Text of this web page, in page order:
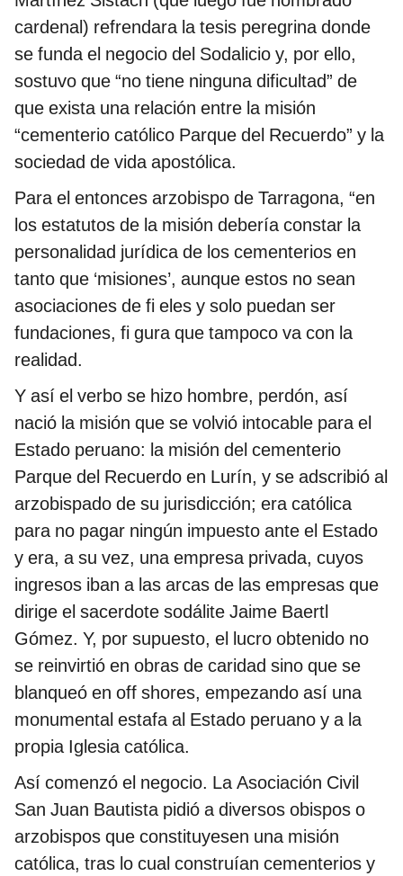
cardenal) refrendara la tesis peregrina donde
se funda el negocio del Sodalicio y, por ello,
sostuvo que “no tiene ninguna dificultad” de
que exista una relación entre la misión
“cementerio católico Parque del Recuerdo” y la
sociedad de vida apostólica.
Para el entonces arzobispo de Tarragona, “en
los estatutos de la misión debería constar la
personalidad jurídica de los cementerios en
tanto que ‘misiones’, aunque estos no sean
asociaciones de fi eles y solo puedan ser
fundaciones, fi gura que tampoco va con la
realidad.
Y así el verbo se hizo hombre, perdón, así
nació la misión que se volvió intocable para el
Estado peruano: la misión del cementerio
Parque del Recuerdo en Lurín, y se adscribió al
arzobispado de su jurisdicción; era católica
para no pagar ningún impuesto ante el Estado
y era, a su vez, una empresa privada, cuyos
ingresos iban a las arcas de las empresas que
dirige el sacerdote sodálite Jaime Baertl
Gómez. Y, por supuesto, el lucro obtenido no
se reinvirtió en obras de caridad sino que se
blanqueó en off shores, empezando así una
monumental estafa al Estado peruano y a la
propia Iglesia católica.
Así comenzó el negocio. La Asociación Civil
San Juan Bautista pidió a diversos obispos o
arzobispos que constituyesen una misión
católica, tras lo cual construían cementerios y